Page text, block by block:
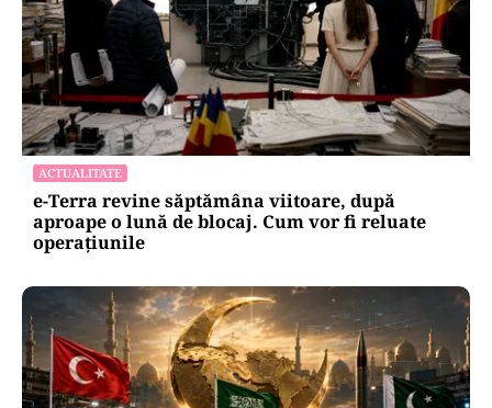
ACTUALITATE
e-Terra revine săptămâna viitoare, după
aproape o lună de blocaj. Cum vor fi reluate
operațiunile